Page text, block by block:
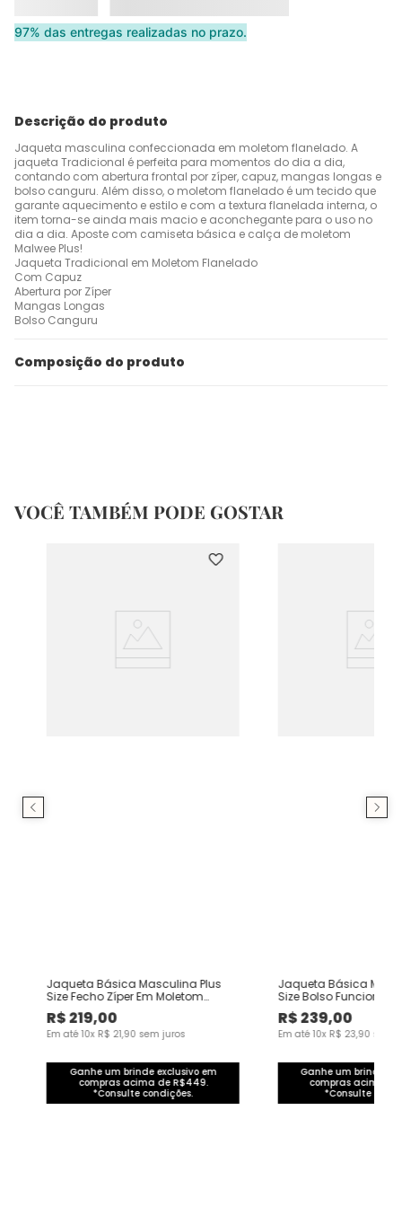
97% das entregas realizadas no prazo.
Descrição do produto
Jaqueta masculina confeccionada em moletom flanelado. A
jaqueta Tradicional é perfeita para momentos do dia a dia,
contando com abertura frontal por zíper, capuz, mangas longas e
bolso canguru. Além disso, o moletom flanelado é um tecido que
garante aquecimento e estilo e com a textura flanelada interna, o
item torna-se ainda mais macio e aconchegante para o uso no
dia a dia. Aposte com camiseta básica e calça de moletom
Malwee Plus!
Jaqueta Tradicional em Moletom Flanelado
Com Capuz
Abertura por Zíper
Mangas Longas
Bolso Canguru
Composição do produto
VOCÊ TAMBÉM PODE GOSTAR
Jaqueta Básica Masculina Plus
Size Fecho Zíper Em Moletom
Flanelado
R$219,00
Em até10xR$ 21,90 sem juros
Ganhe um brinde exclusivo em
compras acima de R$449.
*Consulte condições.
Jaqueta Básica
Size Bolso Funcional
Flanelado
R$239,00
Em até10x R$ 23,90 sem
Ganhe um brinde
compras acima
*Consulte